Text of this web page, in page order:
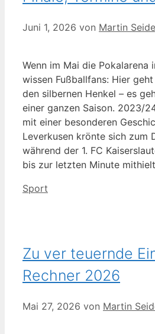
Juni 1, 2026 von Martin
Wenn im Mai die Pokalarena
wissen Fußballfans: Hier
den silbernen Henkel – es
einer ganzen Saison. 2023/
mit einer besonderen
Leverkusen krönte sich zum
während der 1. FC
bis zur letzten Minute
Kategorien
Sport
Zu ver teuernde
Rechner 2026
Mai 27, 2026 von Martin